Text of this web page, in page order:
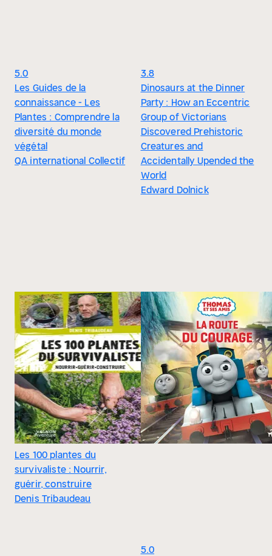
5.0
Les Guides de la
connaissance - Les
Plantes : Comprendre la
diversité du monde
végétal
QA international Collectif
3.8
Dinosaurs at the Dinner
Party : How an Eccentric
Group of Victorians
Discovered Prehistoric
Creatures and
Accidentally Upended the
World
Edward Dolnick
Les 100 plantes du
survivaliste : Nourrir,
guérir, construire
Denis Tribaudeau
5.0